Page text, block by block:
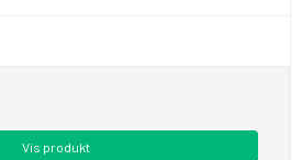
Vis produkt